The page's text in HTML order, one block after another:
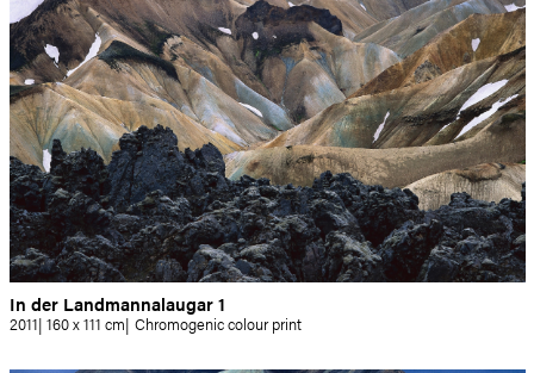
In der Landmannalaugar 1
2011 160 x 111 cm Chromogenic colour print